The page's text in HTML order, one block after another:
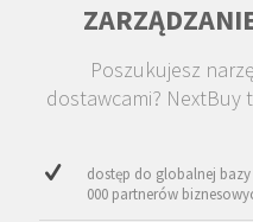
Poszukujesz
dostawcami? NextBuy
dostęp do globalnej
000 partnerów